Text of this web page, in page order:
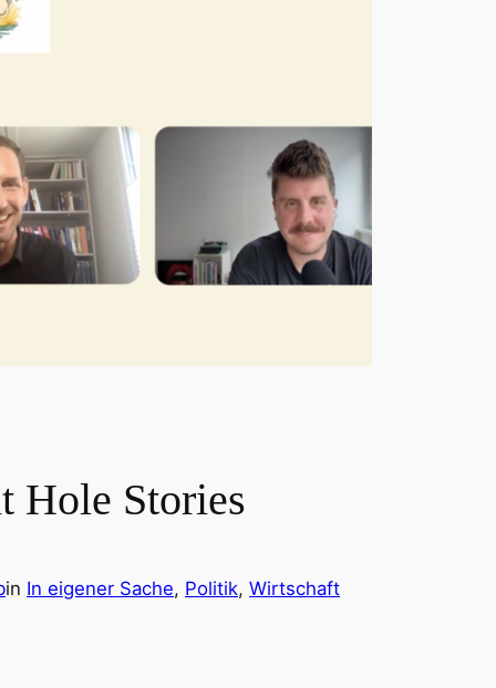
Hole Stories
in In eigener Sache, Politik, Wirtschaft